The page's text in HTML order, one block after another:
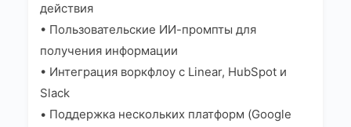
действия
• Пользовательские ИИ-промпты для
получения информации
• Интеграция воркфлоу с Linear, HubSpot и
Slack
• Поддержка нескольких платформ (Google